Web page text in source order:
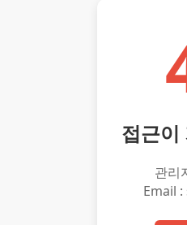
접근이
관리
Email